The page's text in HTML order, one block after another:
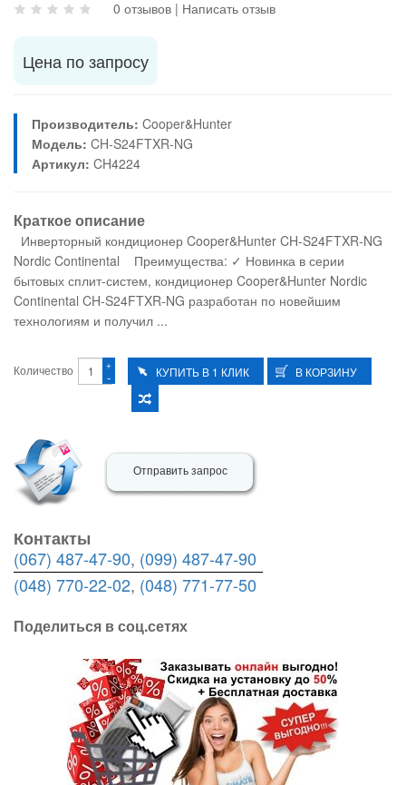
0 отзывов | Написать отзыв
Цена по запросу
Производитель: Cooper&Hunter
Модель: CH-S24FTXR-NG
Артикул: CH4224
Краткое описание
Инверторный кондиционер Cooper&Hunter CH-S24FTXR-NG
Nordic Continental Преимущества: ✓ Новинка в серии
бытовых сплит-систем, кондиционер Cooper&Hunter Nordic
Continental CH-S24FTXR-NG разработан по новейшим
технологиям и получил ...
Количество -
+
Отправить запрос
Контакты
(067) 487-47-90, (099) 487-47-90
(048) 770-22-02, (048) 771-77-50
Поделиться в соц.сетях